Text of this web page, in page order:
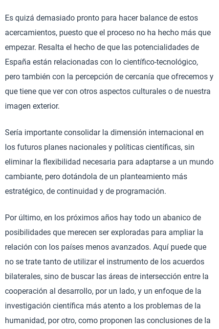
Es quizá demasiado pronto para hacer balance de estos
acercamientos, puesto que el proceso no ha hecho más que
empezar. Resalta el hecho de que las potencialidades de
España están relacionadas con lo científico-tecnológico,
pero también con la percepción de cercanía que ofrecemos y
que tiene que ver con otros aspectos culturales o de nuestra
imagen exterior.
Sería importante consolidar la dimensión internacional en
los futuros planes nacionales y políticas científicas, sin
eliminar la flexibilidad necesaria para adaptarse a un mundo
cambiante, pero dotándola de un planteamiento más
estratégico, de continuidad y de programación.
Por último, en los próximos años hay todo un abanico de
posibilidades que merecen ser exploradas para ampliar la
relación con los países menos avanzados. Aquí puede que
no se trate tanto de utilizar el instrumento de los acuerdos
bilaterales, sino de buscar las áreas de intersección entre la
cooperación al desarrollo, por un lado, y un enfoque de la
investigación científica más atento a los problemas de la
humanidad, por otro, como proponen las conclusiones de la